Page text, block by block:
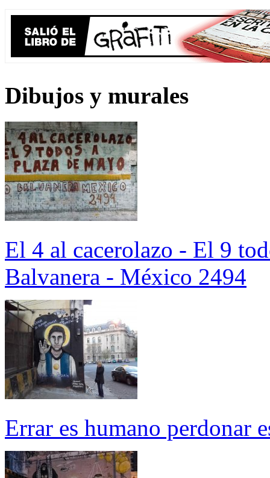
Dibujos y murales
El 4 al cacerolazo - El 9
Balvanera - México 2494
Errar es humano perdonar